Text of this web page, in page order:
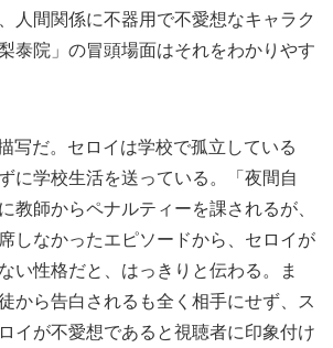
人間関係に不器用で不愛想なキャラク
泰院」の冒頭場面はそれをわかりやす
写だ。セロイは学校で孤立している
に学校生活を送っている。「夜間自
教師からペナルティーを課されるが、
しなかったエピソードから、セロイが
い性格だと、はっきりと伝わる。ま
から告白されるも全く相手にせず、ス
イが不愛想であると視聴者に印象付け